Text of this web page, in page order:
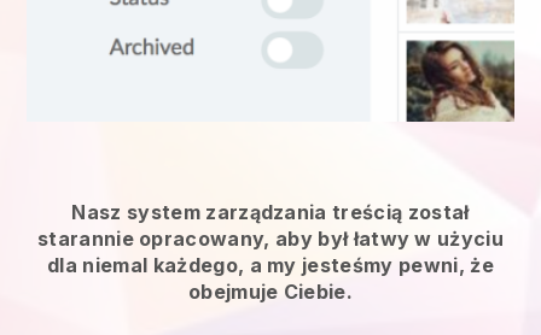
Nasz system zarządzania treścią został
starannie opracowany, aby był łatwy w użyciu
dla niemal każdego, a my jesteśmy pewni, że
obejmuje Ciebie.